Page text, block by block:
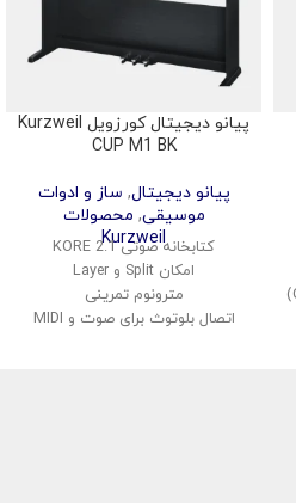
پیانو دیجیتال کورزویل Kurzweil
CUP M1 BK
پیانو دیجیتال, ساز و ادوات
موسیقی, محصولات
Kurzweil
کتابخانه صوتی KORE 2.1
امکان Split و Layer
مترونوم تمرینی
اتصال بلوتوث برای صوت و MIDI